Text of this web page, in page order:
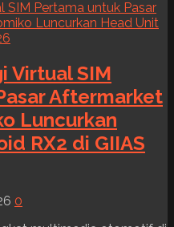
Virtual SIM
Aftermarket
Luncurkan
RX2 di GIIAS
0